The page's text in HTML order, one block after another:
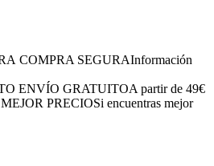
COMPRA SEGURAInformación
ENVÍO GRATUITOA partir de 49€
MEJOR PRECIOSi encuentras mejor